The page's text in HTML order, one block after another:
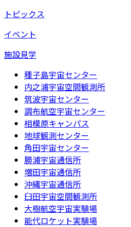
トピックス
イベント
施設見学
種子島宇宙センター
内之浦宇宙空間観測所
筑波宇宙センター
調布航空宇宙センター
相模原キャンパス
地球観測センター
角田宇宙センター
勝浦宇宙通信所
増田宇宙通信所
沖縄宇宙通信所
臼田宇宙空間観測所
大樹航空宇宙実験場
能代ロケット実験場